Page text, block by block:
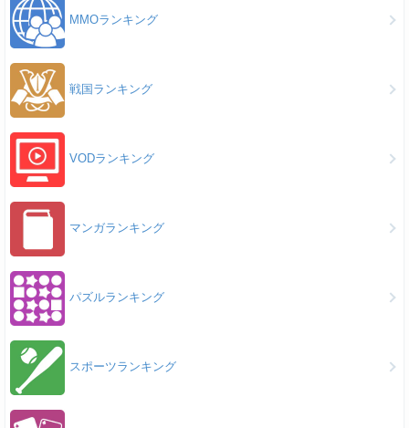
MMOランキング
戦国ランキング
VODランキング
マンガランキング
パズルランキング
スポーツランキング